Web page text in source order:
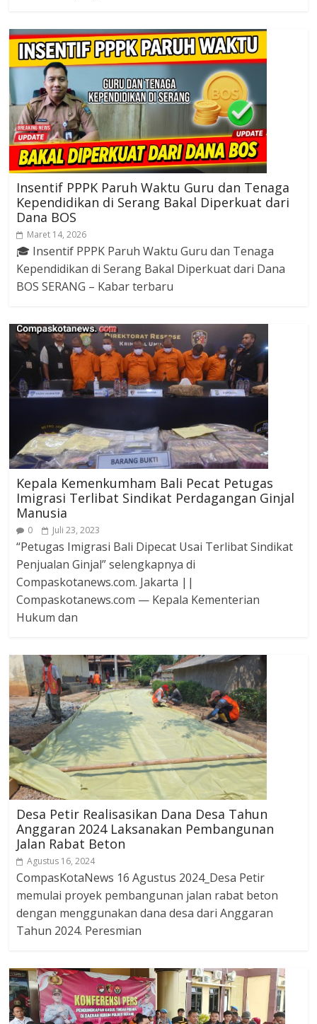
Insentif PPPK Paruh Waktu Guru dan Tenaga
Kependidikan di Serang Bakal Diperkuat dari
Dana BOS
Maret 14, 2026
🎓 Insentif PPPK Paruh Waktu Guru dan Tenaga
Kependidikan di Serang Bakal Diperkuat dari Dana
BOS SERANG – Kabar terbaru
Kepala Kemenkumham Bali Pecat Petugas
Imigrasi Terlibat Sindikat Perdagangan Ginjal
Manusia
0 Juli 23, 2023
“Petugas Imigrasi Bali Dipecat Usai Terlibat Sindikat
Penjualan Ginjal” selengkapnya di
Compaskotanews.com. Jakarta ||
Compaskotanews.com — Kepala Kementerian
Hukum dan
Desa Petir Realisasikan Dana Desa Tahun
Anggaran 2024 Laksanakan Pembangunan
Jalan Rabat Beton
Agustus 16, 2024
CompasKotaNews 16 Agustus 2024_Desa Petir
memulai proyek pembangunan jalan rabat beton
dengan menggunakan dana desa dari Anggaran
Tahun 2024. Peresmian